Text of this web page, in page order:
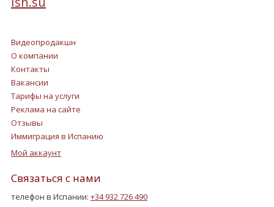
Видеопродакшн
О компании
Контакты
Вакансии
Тарифы на услуги
Реклама на сайте
Отзывы
Иммиграция в Испанию
Мой аккаунт
Связаться с нами
телефон в Испании: +34 932 726 490